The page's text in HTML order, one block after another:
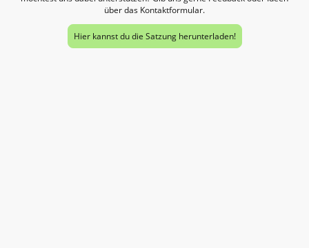
über das Kontaktformular.
Hier kannst du die Satzung herunterladen!